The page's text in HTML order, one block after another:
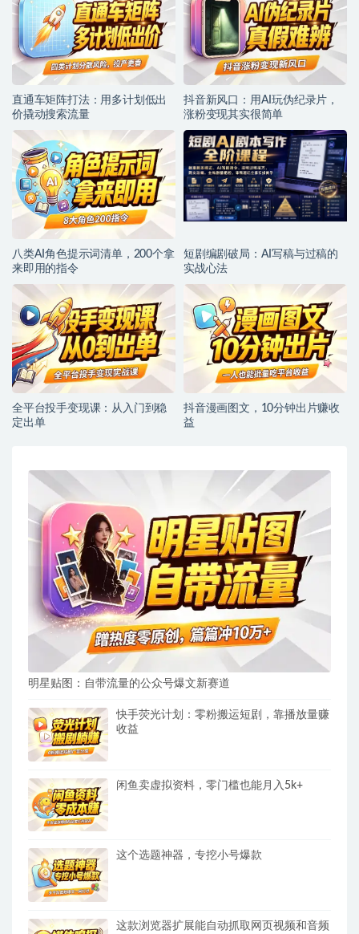
直通车矩阵打法：用多计划低出
价撬动搜索流量
抖音新风口：用AI玩伪纪录片，
涨粉变现其实很简单
八类AI角色提示词清单，200个拿
来即用的指令
短剧编剧破局：AI写稿与过稿的
实战心法
全平台投手变现课：从入门到稳
定出单
抖音漫画图文，10分钟出片赚收
益
明星贴图：自带流量的公众号爆文新赛道
快手荧光计划：零粉搬运短剧，靠播放量赚
收益
闲鱼卖虚拟资料，零门槛也能月入5k+
这个选题神器，专挖小号爆款
这款浏览器扩展能自动抓取网页视频和音频